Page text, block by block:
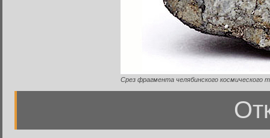
Срез фрагмента челябинского космического